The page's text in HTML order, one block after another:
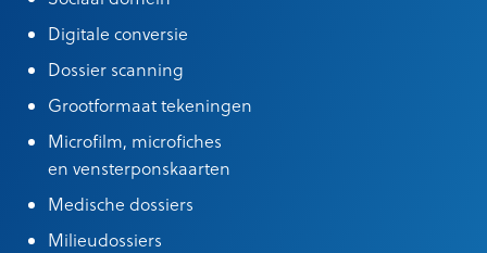
Digitale conversie
Dossier scanning
Grootformaat tekeningen
Microfilm, microfiches
en vensterponskaarten
Medische dossiers
Milieudossiers